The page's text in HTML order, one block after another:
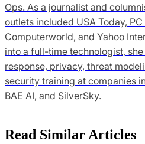
Ops. As a journalist and
outlets included USA Today,
Computerworld, and Yahoo
into a full-time technologist,
response, privacy, threat
security training at companies
BAE AI, and SilverSky.
Read Similar Articles